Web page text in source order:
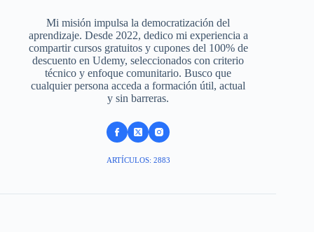
Mi misión impulsa la democratización del
aprendizaje. Desde 2022, dedico mi experiencia a
compartir cursos gratuitos y cupones del 100% de
descuento en Udemy, seleccionados con criterio
técnico y enfoque comunitario. Busco que
cualquier persona acceda a formación útil, actual
y sin barreras.
ARTÍCULOS: 2883